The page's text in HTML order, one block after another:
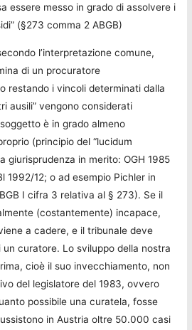
essere messo in grado di assolvere i
(§273 comma 2 ABGB)
l’interpretazione comune,
di un procuratore
restando i vincoli determinati dalla
ausili” vengono considerati
è in grado almeno
(principio del “lucidum
giurisprudenza in merito: OGH 1985
1992/12; o ad esempio Pichler in
I cifra 3 relativa al § 273). Se il
(costantemente) incapace,
a cadere, e il tribunale deve
curatore. Lo sviluppo della nostra
cioè il suo invecchiamento, non
del legislatore del 1983, ovvero
possibile una curatela, fosse
in Austria oltre 50.000 casi